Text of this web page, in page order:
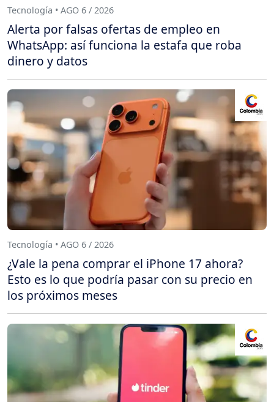
Tecnología • AGO 6 / 2026
Alerta por falsas ofertas de empleo en
WhatsApp: así funciona la estafa que roba
dinero y datos
Tecnología • AGO 6 / 2026
¿Vale la pena comprar el iPhone 17 ahora?
Esto es lo que podría pasar con su precio en
los próximos meses